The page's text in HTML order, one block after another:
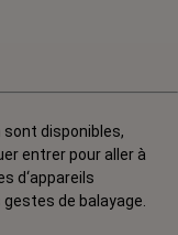
disponibles,
entrer pour aller à
d‘appareils
de balayage.